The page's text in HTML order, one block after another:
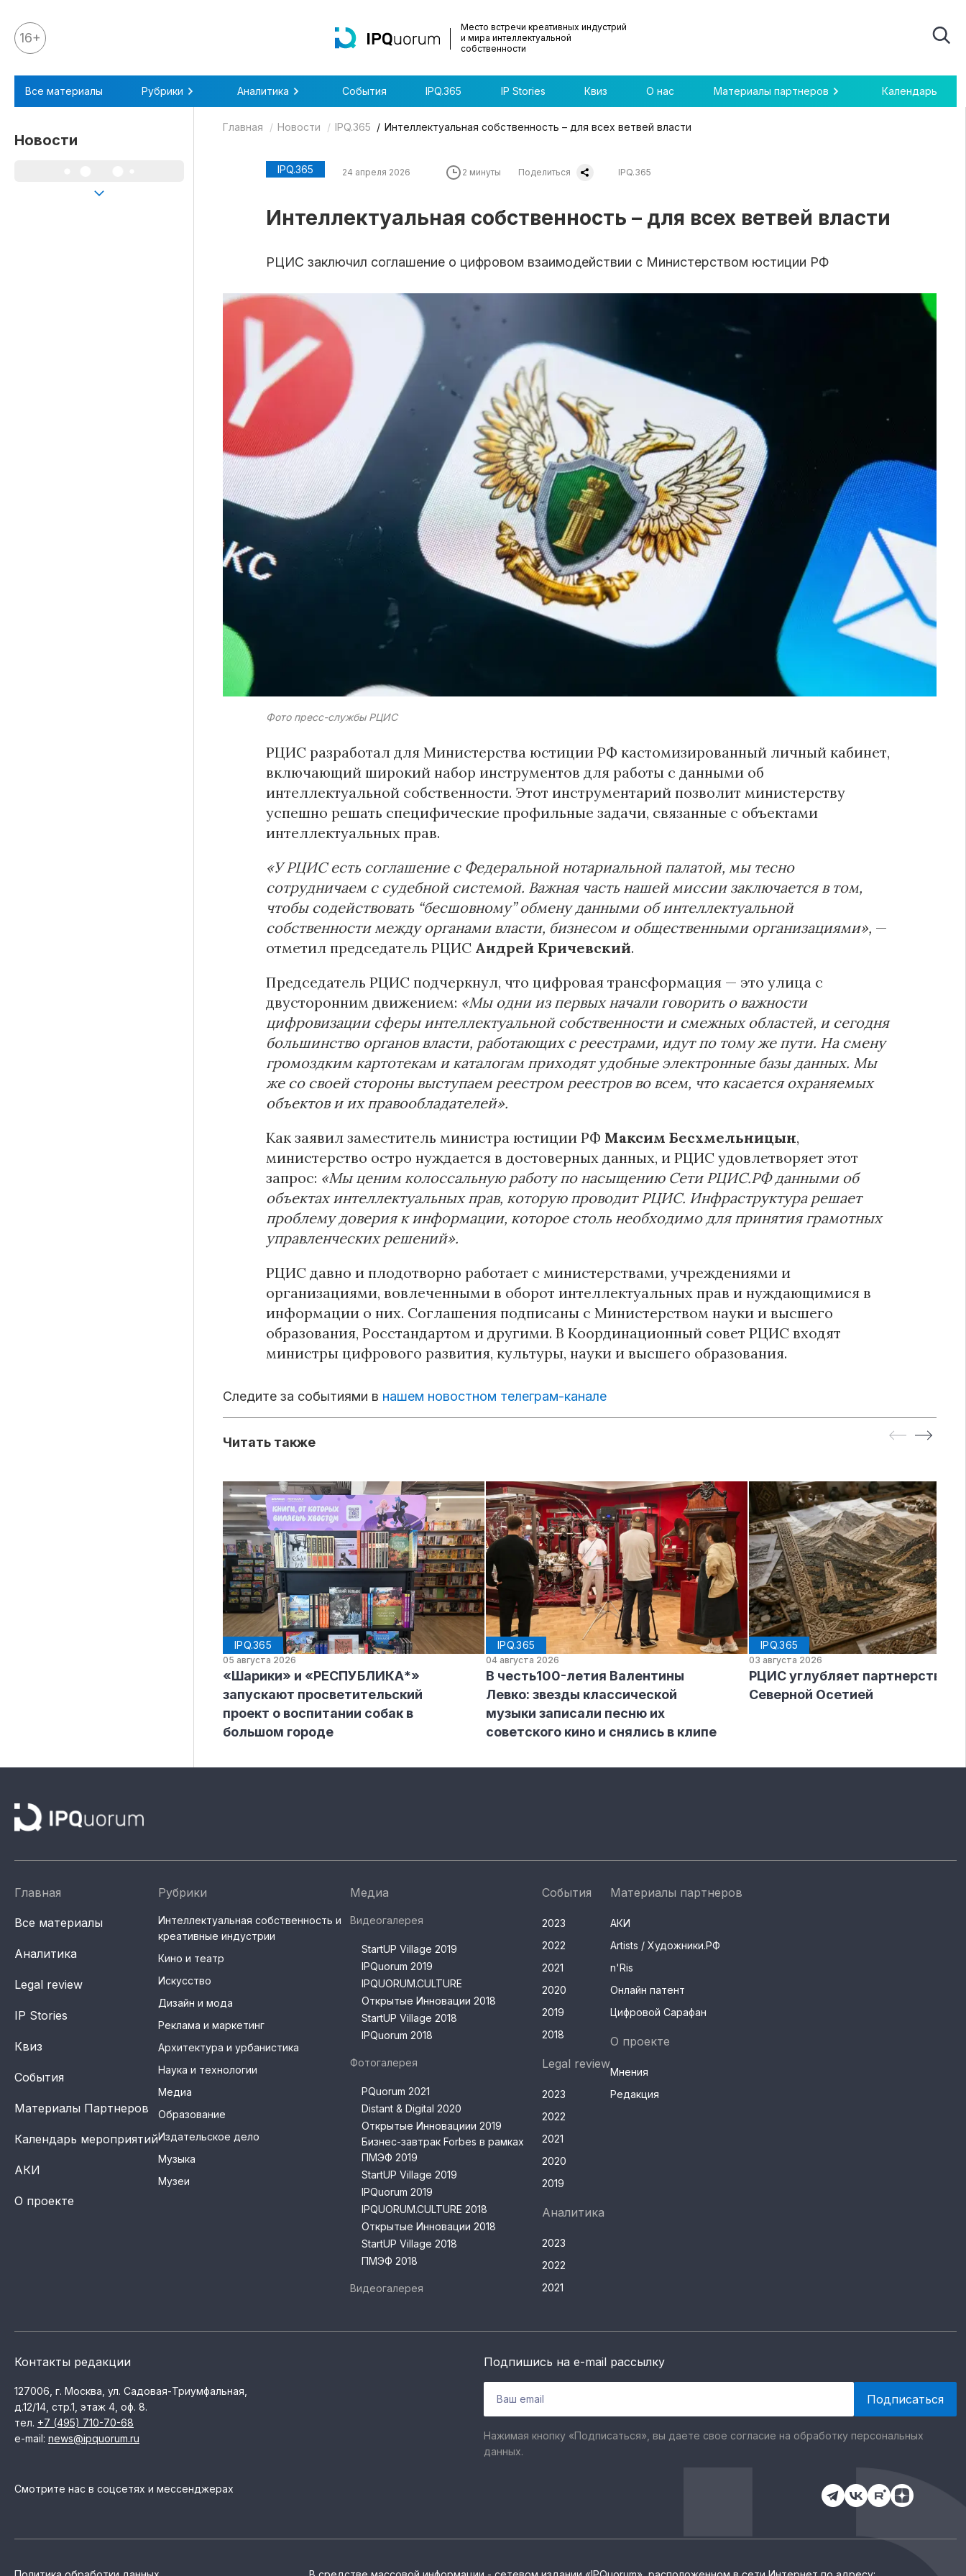
Все материалы
Аналитика
Аналитика
Интеллектуальная собственность и креативные индустрии
Смотрите нас в соцсетях и мессенджерах
16+
Место встречи креативных индустрий
и мира интеллектуальной
собственности
Все материалы Рубрики Аналитика События IPQ.365 IP Stories Квиз О нас Материалы партнеров Календарь
Новости
Главная Новости IPQ.365 Интеллектуальная собственность – для всех ветвей власти
IPQ.365 24 апреля 2026 2 минуты Поделиться IPQ.365
Интеллектуальная собственность – для всех ветвей власти
РЦИС заключил соглашение о цифровом взаимодействии с Министерством юстиции РФ
Фото пресс-службы РЦИС
РЦИС разработал для Министерства юстиции РФ кастомизированный личный кабинет,
включающий широкий набор инструментов для работы с данными об
интеллектуальной собственности. Этот инструментарий позволит министерству
успешно решать специфические профильные задачи, связанные с объектами
интеллектуальных прав.
«У РЦИС есть соглашение с Федеральной нотариальной палатой, мы тесно
сотрудничаем с судебной системой. Важная часть нашей миссии заключается в том,
чтобы содействовать “бесшовному” обмену данными об интеллектуальной
собственности между органами власти, бизнесом и общественными организациями», —
отметил председатель РЦИС Андрей Кричевский.
Председатель РЦИС подчеркнул, что цифровая трансформация — это улица с
двусторонним движением: «Мы одни из первых начали говорить о важности
цифровизации сферы интеллектуальной собственности и смежных областей, и сегодня
большинство органов власти, работающих с реестрами, идут по тому же пути. На смену
громоздким картотекам и каталогам приходят удобные электронные базы данных. Мы
же со своей стороны выступаем реестром реестров во всем, что касается охраняемых
объектов и их правообладателей».
Как заявил заместитель министра юстиции РФ Максим Бесхмельницын,
министерство остро нуждается в достоверных данных, и РЦИС удовлетворяет этот
запрос: «Мы ценим колоссальную работу по насыщению Сети РЦИС.РФ данными об
объектах интеллектуальных прав, которую проводит РЦИС. Инфраструктура решает
проблему доверия к информации, которое столь необходимо для принятия грамотных
управленческих решений».
РЦИС давно и плодотворно работает с министерствами, учреждениями и
организациями, вовлеченными в оборот интеллектуальных прав и нуждающимися в
информации о них. Соглашения подписаны с Министерством науки и высшего
образования, Росстандартом и другими. В Координационный совет РЦИС входят
министры цифрового развития, культуры, науки и высшего образования.
Следите за событиями в нашем новостном телеграм-канале
Читать также
IPQ.365
05 августа 2026
«Шарики» и «РЕСПУБЛИКА*»
запускают просветительский
проект о воспитании собак в
большом городе
IPQ.365
04 августа 2026
В честь100-летия Валентины
Левко: звезды классической
музыки записали песню их
советского кино и снялись в клипе
IPQ.365
03 августа 2026
РЦИС углубляет партнерство с
Северной Осетией
Главная
Все материалы
Аналитика
Legal review
IP Stories
Квиз
События
Материалы Партнеров
Календарь мероприятий
АКИ
О проекте
Рубрики
Интеллектуальная собственность и
креативные индустрии
Кино и театр
Искусство
Дизайн и мода
Реклама и маркетинг
Архитектура и урбанистика
Наука и технологии
Медиа
Образование
Издательское дело
Музыка
Музеи
Медиа
Видеогалерея
StartUP Village 2019
IPQuorum 2019
IPQUORUM.CULTURE
Открытые Инновации 2018
StartUP Village 2018
IPQuorum 2018
Фотогалерея
PQuorum 2021
Distant & Digital 2020
Открытые Инновациии 2019
Бизнес-завтрак Forbes в рамках
ПМЭФ 2019
StartUP Village 2019
IPQuorum 2019
IPQUORUM.CULTURE 2018
Открытые Инновации 2018
StartUP Village 2018
ПМЭФ 2018
Видеогалерея
События
2023
2022
2021
2020
2019
2018
Legal review
2023
2022
2021
2020
2019
Аналитика
2023
2022
2021
Материалы партнеров
АКИ
Artists / Художники.РФ
n'Ris
Онлайн патент
Цифровой Сарафан
О проекте
Мнения
Редакция
Контакты редакции
127006, г. Москва, ул. Садовая-Триумфальная,
д.12/14, стр.1, этаж 4, оф. 8.
тел. +7 (495) 710-70-68
e-mail: news@ipquorum.ru
Подпишись на e-mail рассылку
Нажимая кнопку «Подписаться», вы даете свое согласие на обработку персональных
данных.
Смотрите нас в соцсетях и мессенджерах